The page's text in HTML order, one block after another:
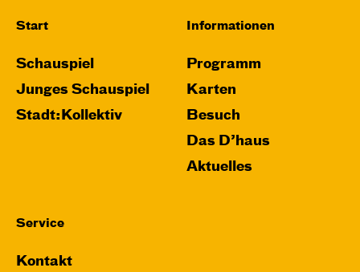
Start
Schauspiel
Junges Schauspiel
Stadt:Kollektiv
Informationen
Programm
Karten
Besuch
Das D’haus
Aktuelles
Service
Kontakt